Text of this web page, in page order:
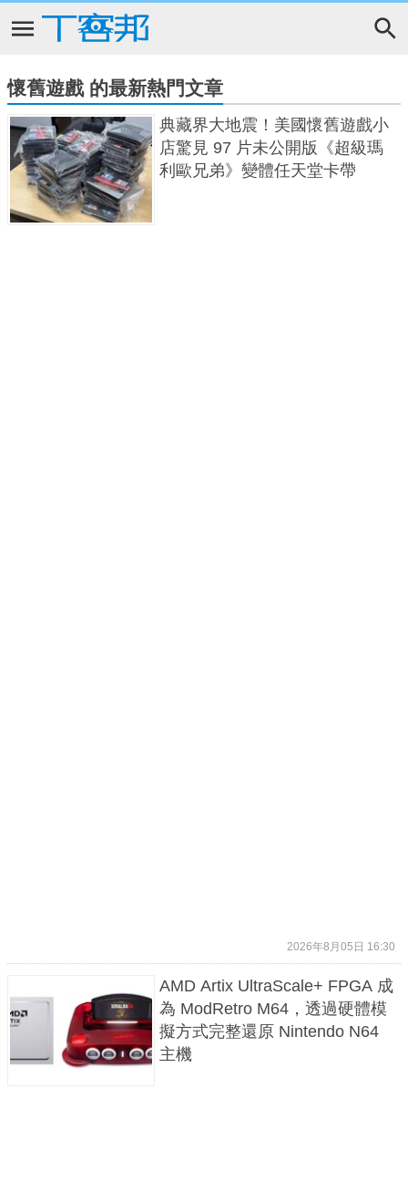
懷舊遊戲 的最新熱門文章
典藏界大地震！美國懷舊遊戲小
店驚見 97 片未公開版《超級瑪
利歐兄弟》變體任天堂卡帶
2026年8月05日 16:30
AMD Artix UltraScale+ FPGA 成
為 ModRetro M64，透過硬體模
擬方式完整還原 Nintendo N64
主機